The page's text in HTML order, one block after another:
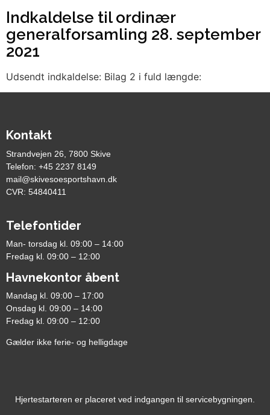
Indkaldelse til ordinær
generalforsamling 28. september
2021
Udsendt indkaldelse: Bilag 2 i fuld længde:
Kontakt
Strandvejen 26, 7800 Skive
Telefon: +45 2237 8149
mail@skivesoesportshavn.dk
CVR: 54840411
Telefontider
Man- torsdag kl. 09:00 – 14:00
Fredag kl. 09:00 – 12:00
Havnekontor åbent
Mandag kl. 09:00 – 17:00
Onsdag kl. 09:00 – 14:00
Fredag kl. 09:00 – 12:00
Gælder ikke ferie- og helligdage
Hjertestarteren er placeret ved indgangen til servicebygningen.